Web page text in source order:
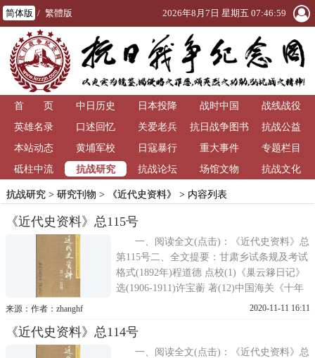
简体版 / 繁體版 2026年8月7日 星期五 07:46:59
首 页 中日历史 日本投降 战时中国
战线战役
英雄名录
口述回忆 关爱老兵
抗日战争图书
馆
抗战公益
本站动态
黄埔军校 日寇暴行 重大事件
专题栏目
砥柱中流
抗战研究 抗战论坛 场馆文物 抗战文化
抗战研究> 研究刊物 > 《近代史资料》 > 内容列表
《近代史资料》总115号
一、阅读全文(点击)：《近代史资料》总
第115号二、全文提要：甘肃乡试条规及考试
格式(1892年)程道德 点校(1)《巢云簃日记》
选(1906-1911)许宝蘅 著(12)中国海关《十年
报告》选译(1902-1911)——市政与卫生改
学生战时学术计划委员会工作概要孟 治(149)
日军关东军
来源：作者：zhanghf 2020-11-11 16:11
《近代史资料》总114号
一、阅读全文(点击)：《近代史资料》总